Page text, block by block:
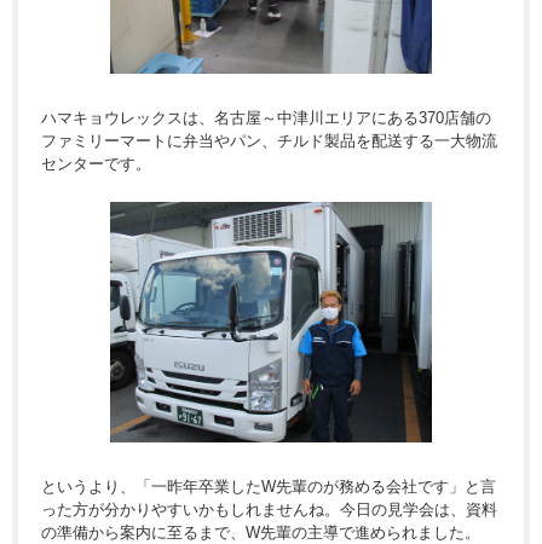
ハマキョウレックスは、名古屋～中津川エリアにある370店舗の
ファミリーマートに弁当やパン、チルド製品を配送する一大物流
センターです。
というより、「一昨年卒業したW先輩のが務める会社です」と言
った方が分かりやすいかもしれませんね。今日の見学会は、資料
の準備から案内に至るまで、W先輩の主導で進められました。